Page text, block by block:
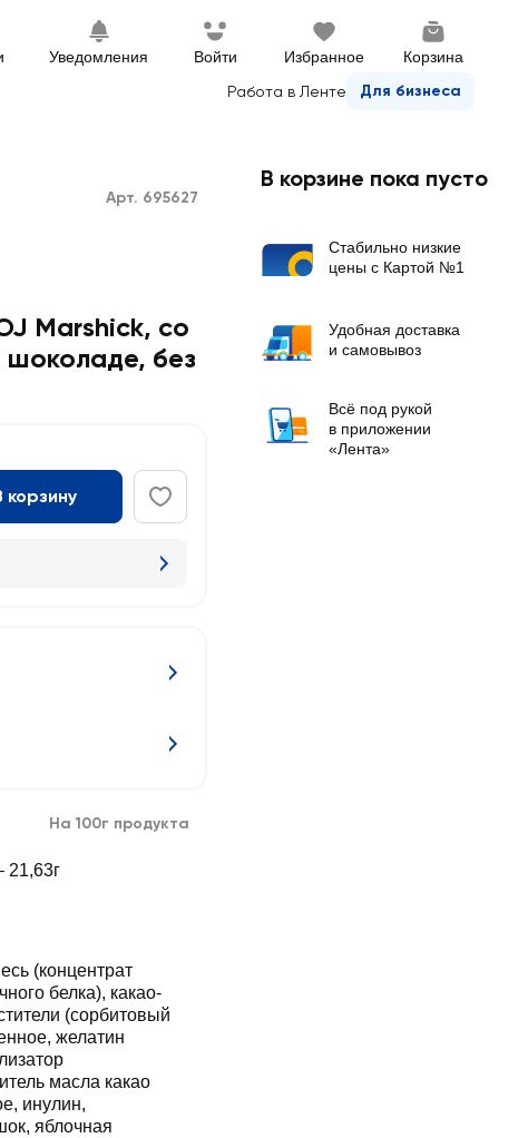
Уведомления Войти Избранное Корзина
Работа в Ленте Для бизнеса
Арт. 695627
Marshick, со
шоколаде, без
корзину
На 100г продукта
21,63г
(концентрат
белка), какао-
(сорбитовый
желатин
масла какао
инулин,
яблочная
В корзине пока пусто
Стабильно низкие
цены с Картой №1
Удобная доставка
и самовывоз
Всё под рукой
в приложении
«Лента»